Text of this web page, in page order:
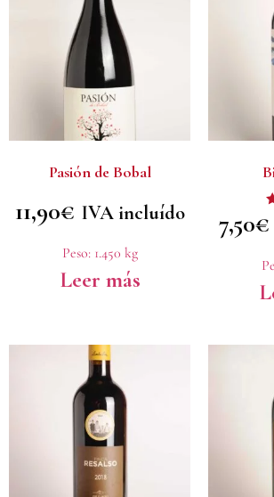
Pasión de Bobal
11,90€ IVA incluído
Peso:1.450 kg
Leer más
7,50€